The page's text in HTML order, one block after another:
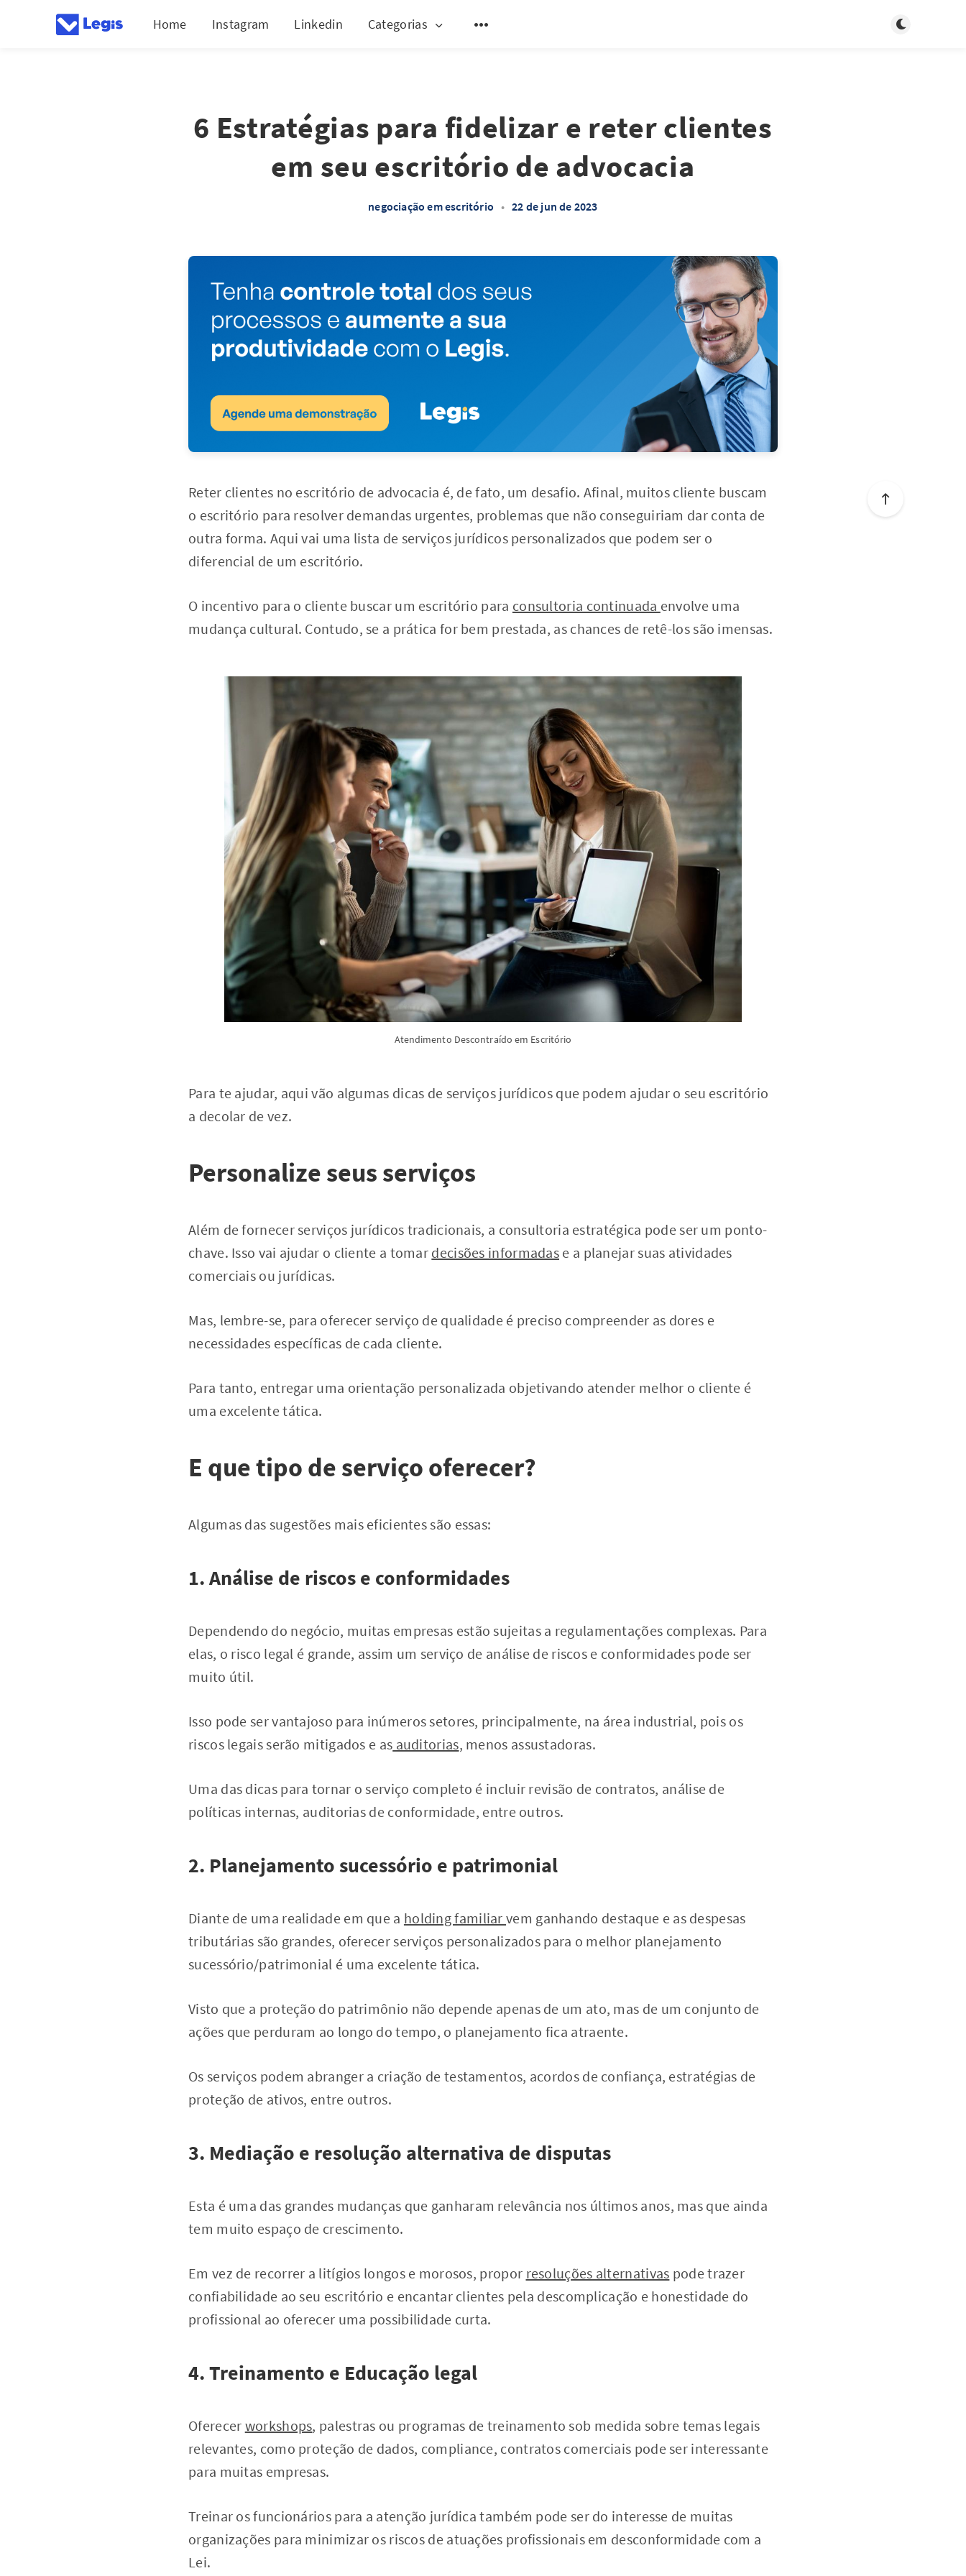
Home Instagram Linkedin Categorias Toggle dark
6 Estratégias para fidelizar e reter clientes
em seu escritório de advocacia
negociação em escritório • 22 de jun de 2023
Reter clientes no escritório de advocacia é, de fato, um desafio. Afinal, muitos cliente buscam
o escritório para resolver demandas urgentes, problemas que não conseguiriam dar conta de
outra forma. Aqui vai uma lista de serviços jurídicos personalizados que podem ser o
diferencial de um escritório.
O incentivo para o cliente buscar um escritório para consultoria continuada envolve uma
mudança cultural. Contudo, se a prática for bem prestada, as chances de retê-los são imensas.
Atendimento Descontraído em Escritório
Para te ajudar, aqui vão algumas dicas de serviços jurídicos que podem ajudar o seu escritório
a decolar de vez.
Personalize seus serviços
Além de fornecer serviços jurídicos tradicionais, a consultoria estratégica pode ser um ponto-
chave. Isso vai ajudar o cliente a tomar decisões informadas e a planejar suas atividades
comerciais ou jurídicas.
Mas, lembre-se, para oferecer serviço de qualidade é preciso compreender as dores e
necessidades específicas de cada cliente.
Para tanto, entregar uma orientação personalizada objetivando atender melhor o cliente é
uma excelente tática.
E que tipo de serviço oferecer?
Algumas das sugestões mais eficientes são essas:
1. Análise de riscos e conformidades
Dependendo do negócio, muitas empresas estão sujeitas a regulamentações complexas. Para
elas, o risco legal é grande, assim um serviço de análise de riscos e conformidades pode ser
muito útil.
Isso pode ser vantajoso para inúmeros setores, principalmente, na área industrial, pois os
riscos legais serão mitigados e as auditorias, menos assustadoras.
Uma das dicas para tornar o serviço completo é incluir revisão de contratos, análise de
políticas internas, auditorias de conformidade, entre outros.
2. Planejamento sucessório e patrimonial
Diante de uma realidade em que a holding familiarvem ganhando destaque e as despesas
tributárias são grandes, oferecer serviços personalizados para o melhor planejamento
sucessório/patrimonial é uma excelente tática.
Visto que a proteção do patrimônio não depende apenas de um ato, mas de um conjunto de
ações que perduram ao longo do tempo, o planejamento fica atraente.
Os serviços podem abranger a criação de testamentos, acordos de confiança, estratégias de
proteção de ativos, entre outros.
3. Mediação e resolução alternativa de disputas
Esta é uma das grandes mudanças que ganharam relevância nos últimos anos, mas que ainda
tem muito espaço de crescimento.
Em vez de recorrer a litígios longos e morosos, propor resoluções alternativas pode trazer
confiabilidade ao seu escritório e encantar clientes pela descomplicação e honestidade do
profissional ao oferecer uma possibilidade curta.
4. Treinamento e Educação legal
Oferecer workshops, palestras ou programas de treinamento sob medida sobre temas legais
relevantes, como proteção de dados, compliance, contratos comerciais pode ser interessante
para muitas empresas.
Treinar os funcionários para a atenção jurídica também pode ser do interesse de muitas
organizações para minimizar os riscos de atuações profissionais em desconformidade com a
Lei.